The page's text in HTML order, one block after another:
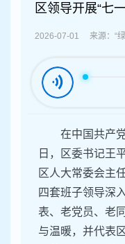
区领导开展“七
2026-07-01 来源：“绿
在中国共产
日，区委书记王
区人大常委会主
四套班子领导深
表、老党员、老
与温暖，并代表